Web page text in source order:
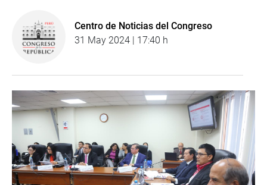
Centro de Noticias del Congreso
31 May 2024 | 17:40 h